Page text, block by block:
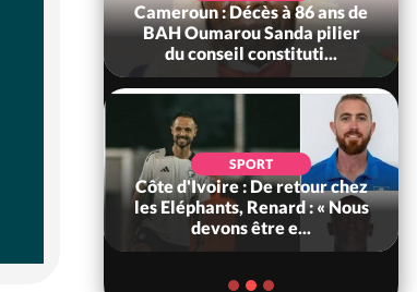
Cameroun : Décès à 86 ans de
BAH Oumarou Sanda pilier
du conseil constituti...
SPORT
Côte d'Ivoire : De retour chez
les Eléphants, Renard : « Nous
devons être e...